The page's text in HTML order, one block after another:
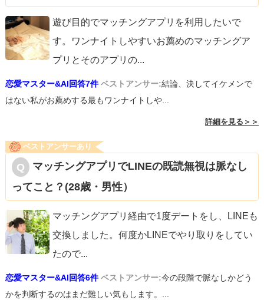
遊び目的でマッチングアプリを利用したいで
す。ワンナイトしやすいお薦めのマッチングア
プリとそのアプリの...
恋愛マスター&AI回答7件 ベストアンサー:結論、決してイケメンで
はない私がお薦めする最もワンナイトしや...
詳細を見る＞＞
ベストアンサーあり
マッチングアプリでLINEの既読無視は脈なし
ってこと？(28歳・男性）
マッチングアプリ経由で1度デートをし、LINEも
交換しました。何度かLINEでやり取りをしてい
たので...
恋愛マスター&AI回答6件 ベストアンサー:今の段階で脈なしかどう
かを判断するのはまだ難しい気もします。...